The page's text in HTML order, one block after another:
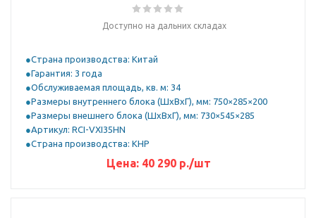
Доступно на дальних складах
Страна производства: Китай
Гарантия: 3 года
Обслуживаемая площадь, кв. м: 34
Размеры внутреннего блока (ШхВхГ), мм: 750×285×200
Размеры внешнего блока (ШхВхГ), мм: 730×545×285
Артикул: RCI-VXI35HN
Страна производства: КНР
Цена: 40 290р./шт